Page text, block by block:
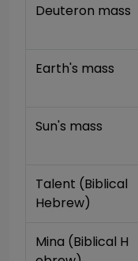
Deuteron mass
Earth's mass
Sun's mass
Talent (Biblical
Hebrew)
Mina (Biblical H